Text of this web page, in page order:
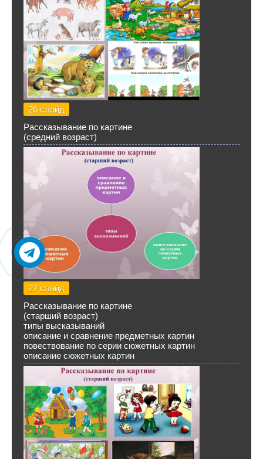
26 слайд
Рассказывание по картине
(средний возраст)
27 слайд
Рассказывание по картине
(старший возраст)
типы высказываний
описание и сравнение предметных картин
повествование по серии сюжетных картин
описание сюжетных картин